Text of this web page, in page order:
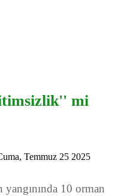
mi
Temmuz 25 2025
10 orman